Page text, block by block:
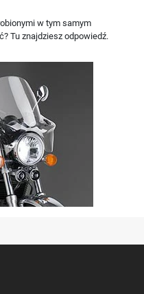
w tym samym
Tu znajdziesz odpowiedź.